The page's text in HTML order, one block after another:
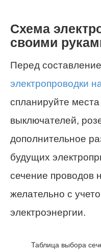
Схема
своими
Перед
электропроводки
спланируйте
выключателей,
дополнительное
будущих
сечение проводов
желательно с
электроэнергии.
Таблица выбора